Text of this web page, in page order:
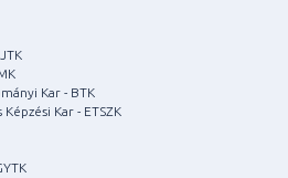
Kar - BTK
Kar - ETSZK